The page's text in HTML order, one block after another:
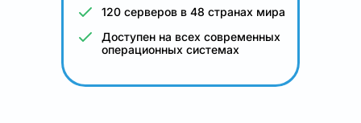
120 серверов в 48 странах мира
Доступен на всех современных
операционных системах